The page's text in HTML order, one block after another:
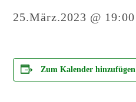
25.März.2023 @ 19:00
Zum Kalender hinzufügen